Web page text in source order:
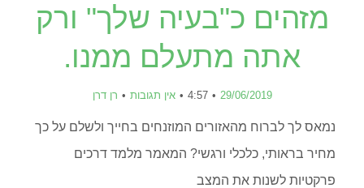
מזהים כ"בעיה שלך" ורק
אתה מתעלם ממנו.
29/06/2019
4:57 אין תגובות רן דרן
נמאס לך לברוח מהאזורים המוזנחים בחייך ולשלם על כך
מחיר בראותי, כלכלי ורגשי? המאמר מלמד דרכים
פרקטיות לשנות את המצב